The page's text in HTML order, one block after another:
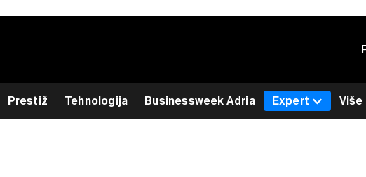
Prestiž Tehnologija Businessweek Adria Expert Više